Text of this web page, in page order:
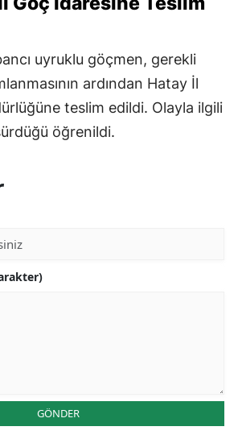
uyruklu göçmen, gerekli
ardından Hatay İl
teslim edildi. Olayla ilgili
öğrenildi.
GÖNDER